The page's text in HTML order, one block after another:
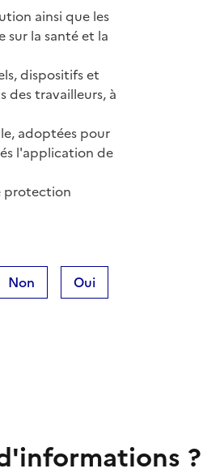
ainsi que les
la santé et la
dispositifs et
travailleurs, à
adoptées pour
l'application de
protection
Non Oui
?